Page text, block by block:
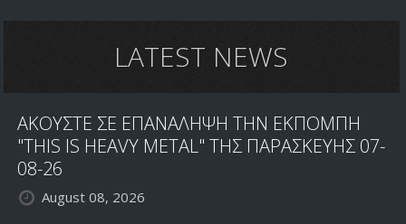
LATEST NEWS
ΑΚΟΥΣΤΕ ΣΕ ΕΠΑΝΑΛΗΨΗ ΤΗΝ ΕΚΠΟΜΠΗ
"THIS IS HEAVY METAL" ΤΗΣ ΠΑΡΑΣΚΕΥΗΣ 07-
08-26
August 08, 2026